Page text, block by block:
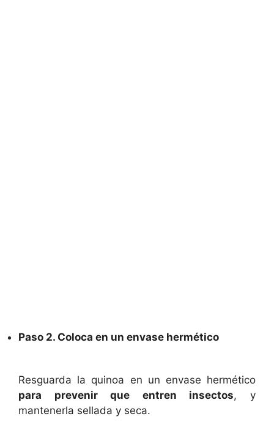
Paso 2. Coloca en un envase hermético
Resguarda la quinoa en un envase hermético
para prevenir que entren insectos, y
mantenerla sellada y seca.